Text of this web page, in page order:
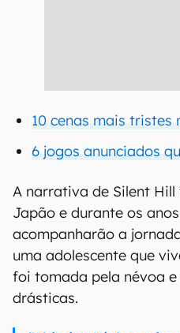
10 cenas mais
6 jogos anunciados
A narrativa de Silent
Japão e durante os
acompanharão a
uma adolescente que
foi tomada pela névoa
drásticas.